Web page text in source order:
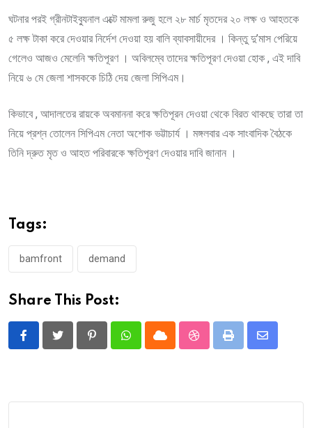
ঘটনার পরই গ্রীনটাইব্যুনাল এক্টে মামলা রুজু হলে ২৮ মার্চ মৃতদের ২০ লক্ষ ও আহতকে
৫ লক্ষ টাকা করে দেওয়ার নির্দেশ দেওয়া হয় বালি ব্যাবসায়ীদের । কিন্তু দু’মাস পেরিয়ে
গেলেও আজও মেলেনি ক্ষতিপূরণ । অবিলম্বে তাদের ক্ষতিপূরণ দেওয়া হোক , এই দাবি
নিয়ে ৬ মে জেলা শাসককে চিঠি দেয় জেলা সিপিএম।
কিভাবে , আদালতের রায়কে অবমাননা করে ক্ষতিপূরন দেওয়া থেকে বিরত থাকছে তারা তা
নিয়ে প্রশ্ন তোলেন সিপিএম নেতা অশোক ভট্টাচার্য । মঙ্গলবার এক সাংবাদিক বৈঠকে
তিনি দ্রুত মৃত ও আহত পরিবারকে ক্ষতিপূরণ দেওয়ার দাবি জানান ।
Tags:
bamfront demand
Share This Post:
PinterestWhatsappCloud StumbleUpon
Print
Share